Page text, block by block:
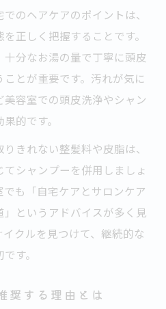
のヘアケアのポイントは、
正しく把握することです。
分なお湯の量で丁寧に頭皮
とが重要です。汚れが気に
容室での頭皮洗浄やシャン
的です。
きれない整髪料や皮脂は、
シャンプーを併用しましょ
も「自宅ケアとサロンケア
というアドバイスが多く見
クルを見つけて、継続的な
す。
奨する理由とは